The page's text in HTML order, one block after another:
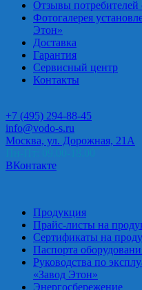
Отзывы
Фотогалерея
Этон»
Доставка
Гарантия
Сервисный центр
Контакты
+7 (495) 294-88-45
info@vodo-s.ru
Москва, ул. Дорожная, 21А
ВКонтакте
Продукция
Прайс-листы на
Сертификаты на
Паспорта
Руководства по
«Завод Этон»
Энергосбережение